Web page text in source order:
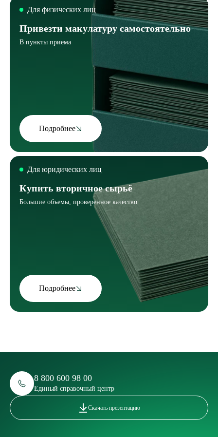
Для физических лиц
Привезти макулатуру самостоятельно
В пункты приема
Подробнее
Для юридических лиц
Купить вторичное сырьё
Большие объемы, проверенное качество
Подробнее
8 800 600 98 00
Единый справочный центр
Скачать презентацию